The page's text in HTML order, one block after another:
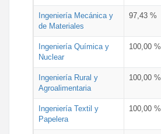
Ingeniería Mecánica y
de Materiales
97,43 %
Ingeniería Química y
Nuclear
100,00 %
Ingeniería Rural y
Agroalimentaria
100,00 %
Ingeniería Textil y
Papelera
100,00 %